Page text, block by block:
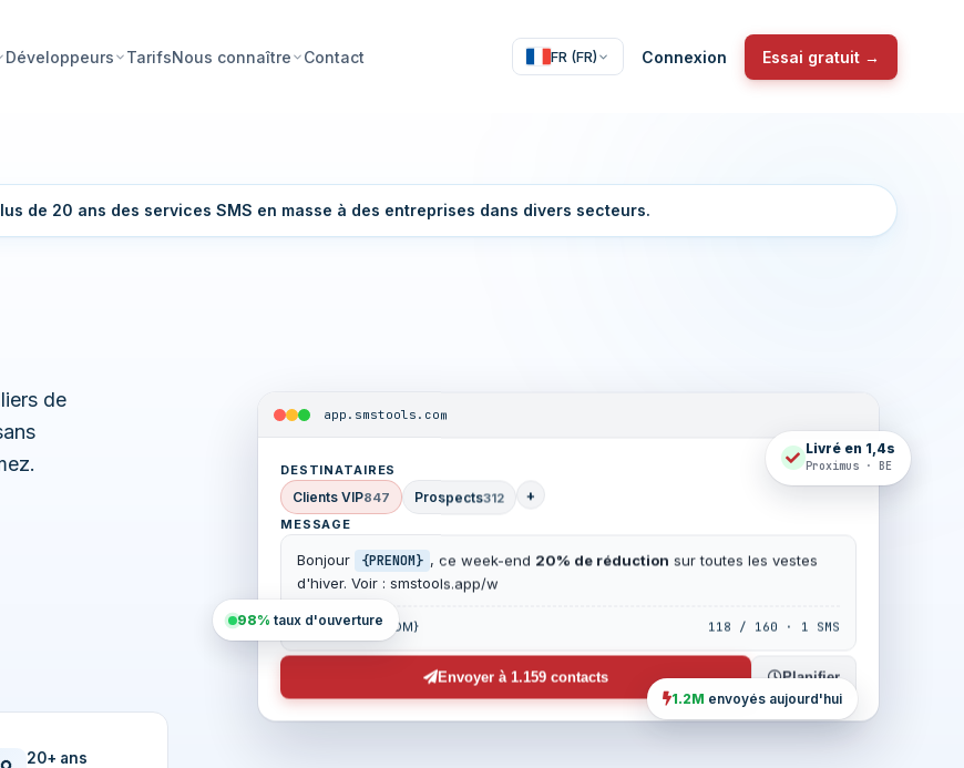
Développeurs TarifsNous connaître Contact FR (FR) Connexion Essai gratuit →
de 20 ans des services SMS en masse à des entreprises dans divers secteurs.
de
20+ ans
app.smstools.com
DESTINATAIRES
Clients VIP847 Prospects312 +
MESSAGE
Bonjour {PRENOM} , ce week-end 20% de réduction sur toutes les vestes
d'hiver. Voir : smstools.app/w
Inclut {PRENOM} 118 / 160 · 1 SMS
Envoyer à 1.159 contacts Planifier
Livré en 1,4s
Proximus · BE
98% taux d'ouverture
1.2M envoyés aujourd'hui